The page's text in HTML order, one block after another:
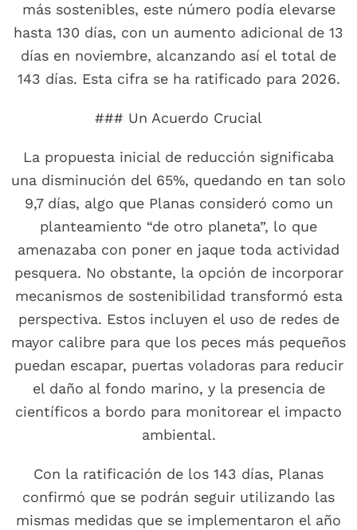
más sostenibles, este número podía elevarse
hasta 130 días, con un aumento adicional de 13
días en noviembre, alcanzando así el total de
143 días. Esta cifra se ha ratificado para 2026.
### Un Acuerdo Crucial
La propuesta inicial de reducción significaba
una disminución del 65%, quedando en tan solo
9,7 días, algo que Planas consideró como un
planteamiento “de otro planeta”, lo que
amenazaba con poner en jaque toda actividad
pesquera. No obstante, la opción de incorporar
mecanismos de sostenibilidad transformó esta
perspectiva. Estos incluyen el uso de redes de
mayor calibre para que los peces más pequeños
puedan escapar, puertas voladoras para reducir
el daño al fondo marino, y la presencia de
científicos a bordo para monitorear el impacto
ambiental.
Con la ratificación de los 143 días, Planas
confirmó que se podrán seguir utilizando las
mismas medidas que se implementaron el año